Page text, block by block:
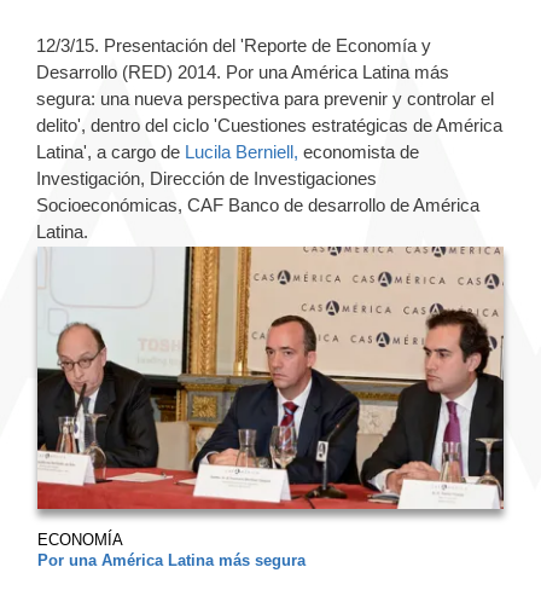
12/3/15. Presentación del 'Reporte de Economía y
Desarrollo (RED) 2014. Por una América Latina más
segura: una nueva perspectiva para prevenir y controlar el
delito', dentro del ciclo 'Cuestiones estratégicas de América
Latina', a cargo de Lucila Berniell, economista de
Investigación, Dirección de Investigaciones
Socioeconómicas, CAF Banco de desarrollo de América
Latina.
ECONOMÍA
Por una América Latina más segura